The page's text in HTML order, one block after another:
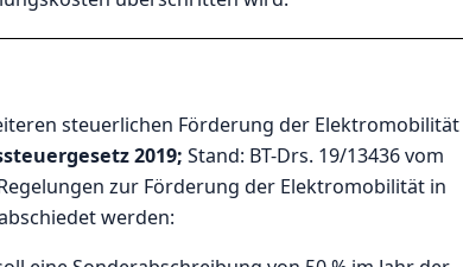
steuerlichen Förderung der Elektromobilität
2019; Stand: BT-Drs. 19/13436 vom
zur Förderung der Elektromobilität in
werden: